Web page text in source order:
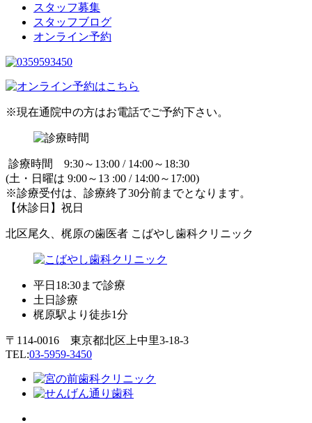
スタッフ募集
スタッフブログ
オンライン予約
※現在通院中の方はお電話でご予約下さい。
診療時間 9:30～13:00 / 14:00～18:30
(土・日曜は 9:00～13 :00 / 14:00～17:00)
※診療受付は、診療終了30分前までとなります。
【休診日】祝日
北区尾久、梶原の歯医者 こばやし歯科クリニック
平日18:30まで診療
土日診療
梶原駅より徒歩1分
〒114-0016 東京都北区上中里3-18-3
TEL:03-5959-3450